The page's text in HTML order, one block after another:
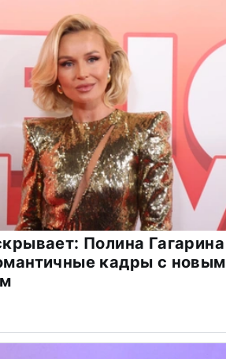
Полина Гагарина
кадры с новым